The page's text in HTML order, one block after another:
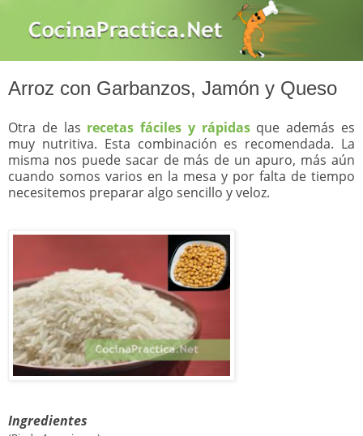
Arroz con Garbanzos, Jamón y Queso
Otra de las recetas fáciles y rápidasque además es
muy nutritiva. Esta combinación es recomendada. La
misma nos puede sacar de más de un apuro, más aún
cuando somos varios en la mesa y por falta de tiempo
necesitemos preparar algo sencillo y veloz.
Ingredientes